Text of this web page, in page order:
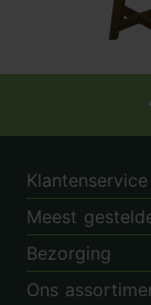
Klantenservice
Meest
Bezorging
Ons